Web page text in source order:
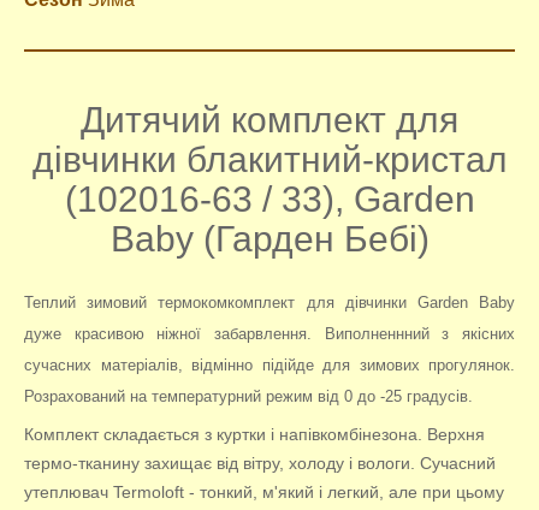
Дитячий комплект для
дівчинки блакитний-кристал
(102016-63 / 33), Garden
Baby (Гарден Бебі)
Теплий зимовий термокомкомплект для дівчинки Garden Baby
дуже красивою ніжної забарвлення. Виполненнний з якісних
сучасних матеріалів, відмінно підійде для зимових прогулянок.
Розрахований на температурний режим від 0 до -25 градусів.
Комплект складається з куртки і напівкомбінезона. Верхня
термо-тканину захищає від вітру, холоду і вологи. Сучасний
утеплювач Termoloft - тонкий, м'який і легкий, але при цьому